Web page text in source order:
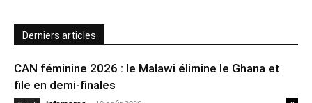
Derniers articles
CAN féminine 2026 : le Malawi élimine le Ghana et
file en demi-finales